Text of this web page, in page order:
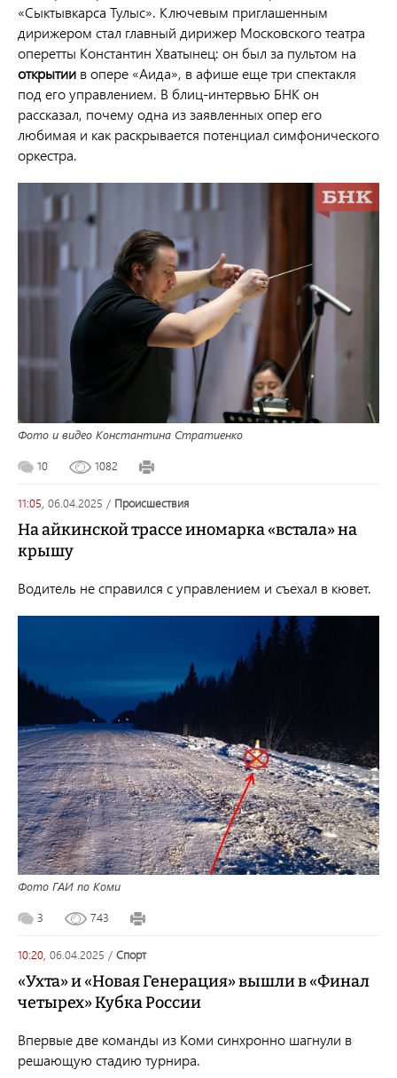
«Сыктывкарса Тулыс». Ключевым приглашенным
дирижером стал главный дирижер Московского театра
оперетты Константин Хватынец: он был за пультом на
открытии в опере «Аида», в афише еще три спектакля
под его управлением. В блиц-интервью БНК он
рассказал, почему одна из заявленных опер его
любимая и как раскрывается потенциал симфонического
оркестра.
Фото и видео Константина Стратиенко
10 1082
11:05, 06.04.2025 / происшествия
На айкинской трассе иномарка «встала» на
крышу
Водитель не справился с управлением и съехал в кювет.
Фото ГАИ по Коми
3 743
10:20, 06.04.2025 / спорт
«Ухта» и «Новая Генерация» вышли в «Финал
четырех» Кубка России
Впервые две команды из Коми синхронно шагнули в
решающую стадию турнира.